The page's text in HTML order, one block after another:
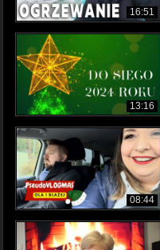
16:51
13:16
08:44